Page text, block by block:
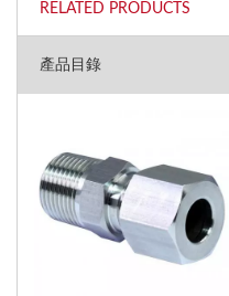
RELATED PRODUCTS
產品目錄